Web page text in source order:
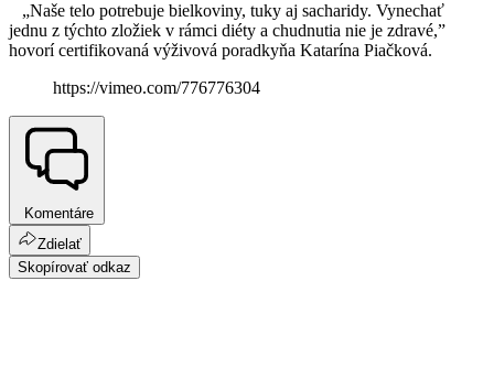
„Naše telo potrebuje bielkoviny, tuky aj sacharidy. Vynechať
jednu z týchto zložiek v rámci diéty a chudnutia nie je zdravé,”
hovorí certifikovaná výživová poradkyňa Katarína Piačková.
https://vimeo.com/776776304
Komentáre
Zdielať
Skopírovať odkaz